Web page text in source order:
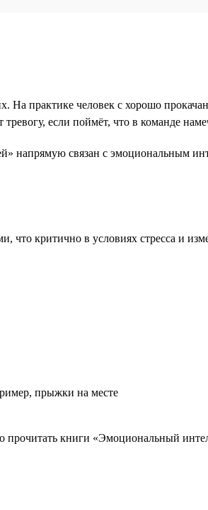
На практике человек с хорошо
если поймёт, что в команде
напрямую связан с эмоциональным
критично в условиях стресса и
прыжки на месте
книги «Эмоциональный